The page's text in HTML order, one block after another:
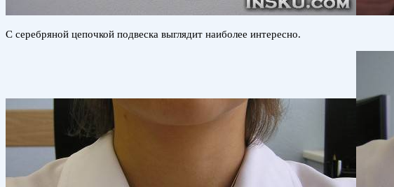
С серебряной цепочкой подвеска выглядит наиболее интересно.